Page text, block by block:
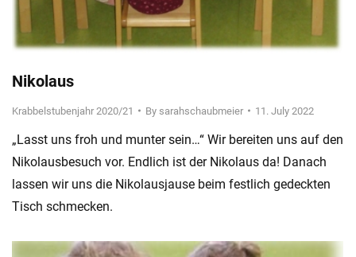
Nikolaus
Krabbelstubenjahr 2020/21 By sarahschaubmeier 11. July 2022
„Lasst uns froh und munter sein…“ Wir bereiten uns auf den
Nikolausbesuch vor. Endlich ist der Nikolaus da! Danach
lassen wir uns die Nikolausjause beim festlich gedeckten
Tisch schmecken.